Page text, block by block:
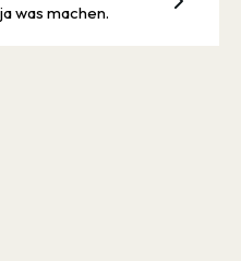
was machen.